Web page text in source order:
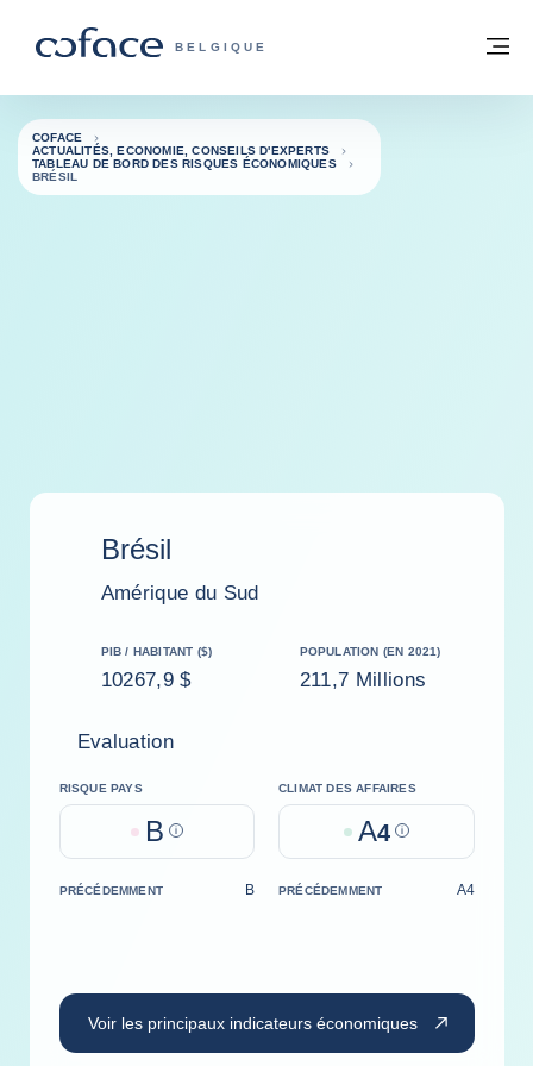
COFACE, FOR TRADE - PAGE
BELGIQUE
Retour à la page d'accueil
COFACE
ACTUALITÉS, ECONOMIE, CONSEILS D'EXPERTS
TABLEAU DE BORD DES RISQUES ÉCONOMIQUES
BRÉSIL
Brésil
Amérique du Sud
PIB / HABITANT ($)
10267,9 $
POPULATION (EN 2021)
211,7 Millions
Evaluation
RISQUE PAYS
B Help
CLIMAT DES AFFAIRES
A4 Help
PRÉCÉDEMMENT B PRÉCÉDEMMENT A4
Voir les principaux indicateurs économiques